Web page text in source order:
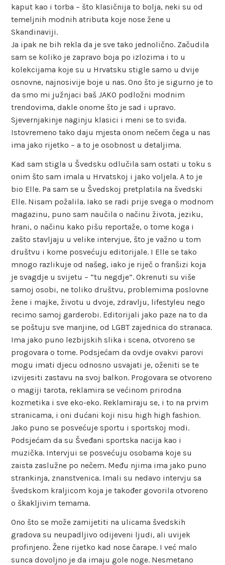
kaput kao i torba – što klasičnija to bolja, neki su od
temeljnih modnih atributa koje nose žene u
Skandinaviji.
Ja ipak ne bih rekla da je sve tako jednolično. Začudila
sam se koliko je zapravo boja po izlozima i to u
kolekcijama koje su u Hrvatsku stigle samo u dvije
osnovne, najnosivije boje u nas. Ono što je sigurno je to
da smo mi južnjaci baš JAKO podložni modnim
trendovima, dakle onome što je sad i upravo.
Sjevernjakinje naginju klasici i meni se to sviđa.
Istovremeno tako daju mjesta onom nečem čega u nas
ima jako rijetko – a to je osobnost u detaljima.
Kad sam stigla u Švedsku odlučila sam ostati u toku s
onim što sam imala u Hrvatskoj i jako voljela. A to je
bio Elle. Pa sam se u Švedskoj pretplatila na švedski
Elle. Nisam požalila. Iako se radi prije svega o modnom
magazinu, puno sam naučila o načinu života, jeziku,
hrani, o načinu kako pišu reportaže, o tome koga i
zašto stavljaju u velike intervjue, što je važno u tom
društvu i kome posvećuju editorijale. I Elle se tako
mnogo razlikuje od našeg, iako je riječ o franšizi koja
je svagdje u svijetu – “tu negdje”. Okrenuti su više
samoj osobi, ne toliko društvu, problemima poslovne
žene i majke, životu u dvoje, zdravlju, lifestyleu nego
recimo samoj garderobi. Editorijali jako paze na to da
se poštuju sve manjine, od LGBT zajednica do stranaca.
Ima jako puno lezbijskih slika i scena, otvoreno se
progovara o tome. Podsjećam da ovdje ovakvi parovi
mogu imati djecu odnosno usvajati je, oženiti se te
izvijesiti zastavu na svoj balkon. Progovara se otvoreno
o magiji tarota, reklamira se većinom prirodna
kozmetika i sve eko-eko. Reklamiraju se, i to na prvim
stranicama, i oni dućani koji nisu high high fashion.
Jako puno se posvećuje sportu i sportskoj modi.
Podsjećam da su Šveđani sportska nacija kao i
muzička. Intervjui se posvećuju osobama koje su
zaista zaslužne po nečem. Među njima ima jako puno
strankinja, znanstvenica. Imali su nedavo intervju sa
švedskom kraljicom koja je također govorila otvoreno
o škakljivim temama.
Ono što se može zamijetiti na ulicama švedskih
gradova su neupadljivo odijeveni ljudi, ali uvijek
profinjeno. Žene rijetko kad nose čarape. I već malo
sunca dovoljno je da imaju gole noge. Nesmetano